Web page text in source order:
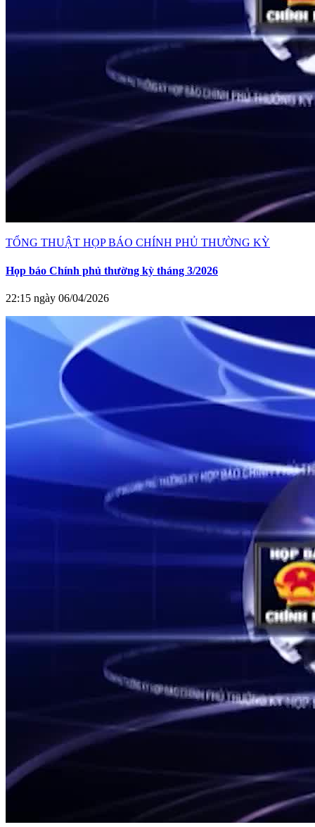
TỔNG THUẬT HỌP BÁO CHÍNH PHỦ THƯỜNG KỲ
Họp báo Chính phủ thường kỳ tháng 3/2026
22:15 ngày 06/04/2026